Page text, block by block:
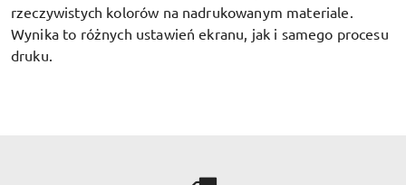
rzeczywistych kolorów na nadrukowanym materiale.
Wynika to różnych ustawień ekranu, jak i samego procesu
druku.